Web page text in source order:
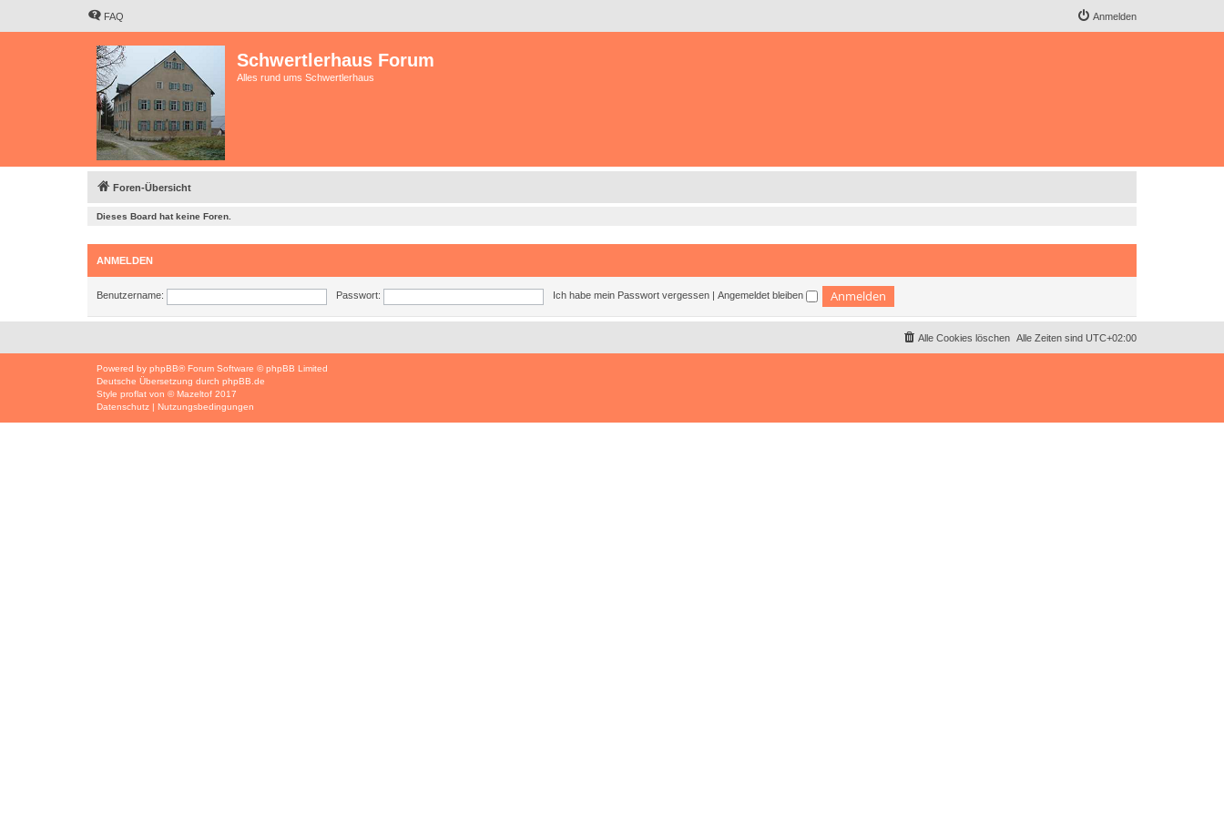
FAQ Anmelden
Schwertlerhaus Forum
Alles rund ums Schwertlerhaus
Foren-Übersicht
Dieses Board hat keine Foren.
ANMELDEN
Benutzername: Passwort: Ich habe mein Passwort vergessen Angemeldet bleiben
Alle Zeiten sind UTC+02:00
Alle Cookies löschen
Powered by phpBB® Forum Software © phpBB Limited
Deutsche Übersetzung durch phpBB.de
Style proflat von ©Mazeltof 2017
Datenschutz | Nutzungsbedingungen